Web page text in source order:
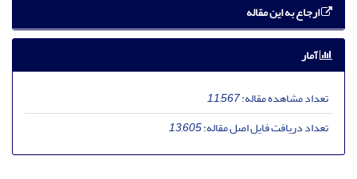
ارجاع به این مقاله
آمار
تعداد مشاهده مقاله:11,567
تعداد دریافت فایل اصل مقاله:13,605